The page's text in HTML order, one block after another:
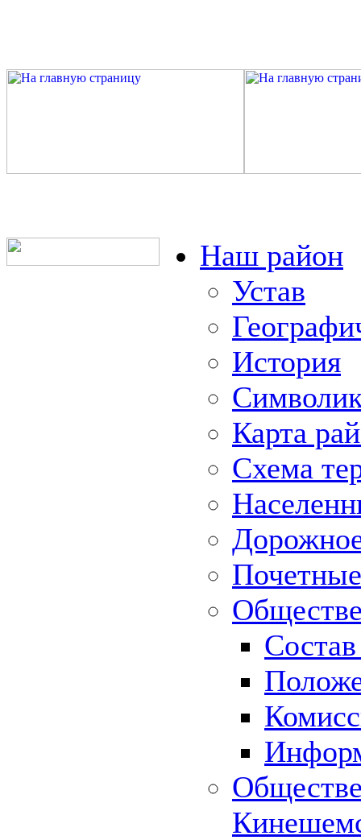
Наш район
Устав
История
Карта
Схема